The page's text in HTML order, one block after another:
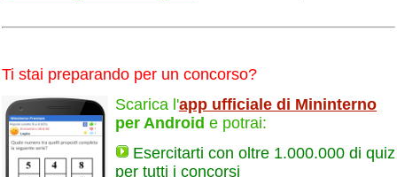
Ti stai preparando per un concorso?
Scarica l'app ufficiale di Mininterno
per Android e potrai:
Esercitarti con oltre 1.000.000 di quiz
per tutti i concorsi